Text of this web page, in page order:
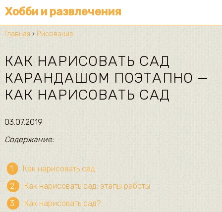
Хобби и развлечения
Главная › Рисование
КАК НАРИСОВАТЬ САД
КАРАНДАШОМ ПОЭТАПНО —
КАК НАРИСОВАТЬ САД
03.07.2019
Содержание:
Как нарисовать сад
Как нарисовать сад: этапы работы
Как нарисовать сад?